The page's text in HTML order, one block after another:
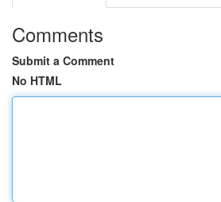
Comments
Submit a Comment
No HTML